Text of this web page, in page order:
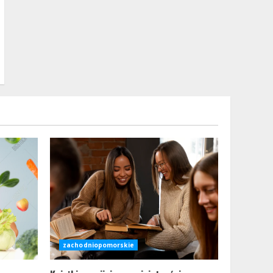
zachodniopomorskie